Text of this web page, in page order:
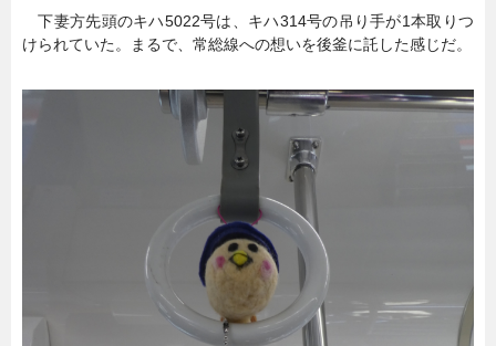
下妻方先頭のキハ5022号は、キハ314号の吊り手が1本取りつ
けられていた。まるで、常総線への想いを後釜に託した感じだ。